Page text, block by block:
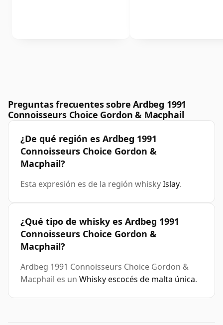
Preguntas frecuentes sobre Ardbeg 1991
Connoisseurs Choice Gordon & Macphail
¿De qué región es Ardbeg 1991
Connoisseurs Choice Gordon &
Macphail?
Esta expresión es de la región whiskyIslay.
¿Qué tipo de whisky es Ardbeg 1991
Connoisseurs Choice Gordon &
Macphail?
Ardbeg 1991 Connoisseurs Choice Gordon &
Macphail es un Whisky escocés de malta única.